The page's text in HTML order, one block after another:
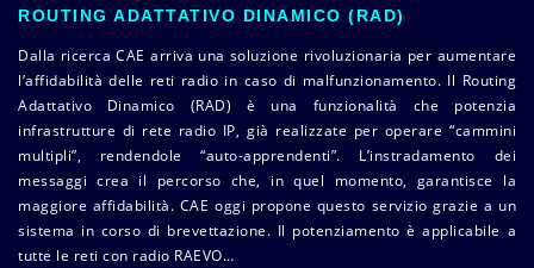
ROUTING ADATTATIVO DINAMICO (RAD)
Dalla ricerca CAE arriva una soluzione rivoluzionaria per aumentare
l’affidabilità delle reti radio in caso di malfunzionamento. Il Routing
Adattativo Dinamico (RAD) è una funzionalità che potenzia
infrastrutture di rete radio IP, già realizzate per operare “cammini
multipli”, rendendole “auto-apprendenti”. L’instradamento dei
messaggi crea il percorso che, in quel momento, garantisce la
maggiore affidabilità. CAE oggi propone questo servizio grazie a un
sistema in corso di brevettazione. Il potenziamento è applicabile a
tutte le reti con radio RAEVO…